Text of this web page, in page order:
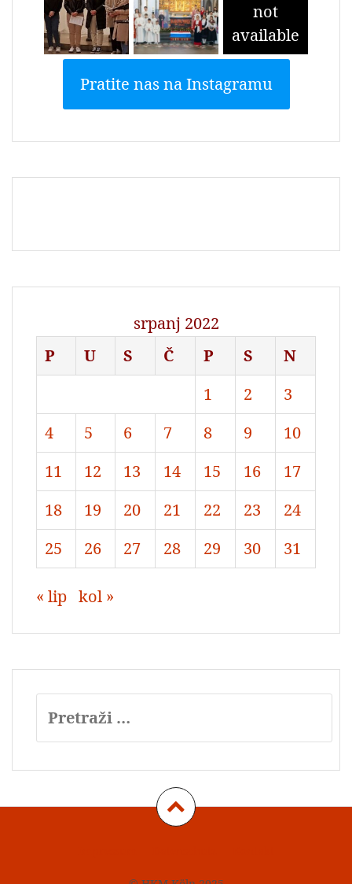
not
available
Pratite nas na Instagramu
srpanj 2022
P
U S Č P S
N
1
2
3
4
5 6 7 8 9
10
11
12 13 14 15 16
17
18
19 20 21 22 23
24
25
26 27 28 29 30 31
« lip kol »